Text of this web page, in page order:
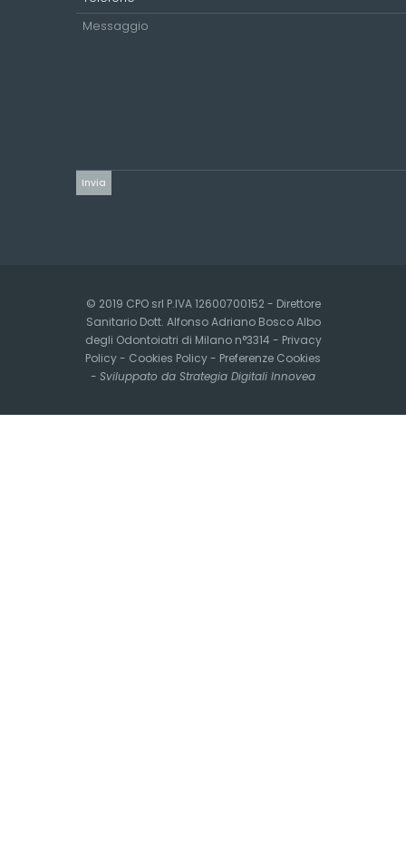
© 2019 CPO srl P.IVA 12600700152 - Direttore
Sanitario Dott. Alfonso Adriano Bosco Albo
degli Odontoiatri di Milano n°3314 - Privacy
Policy- Cookies Policy- Preferenze Cookies
- Sviluppato da Strategia Digitali Innovea